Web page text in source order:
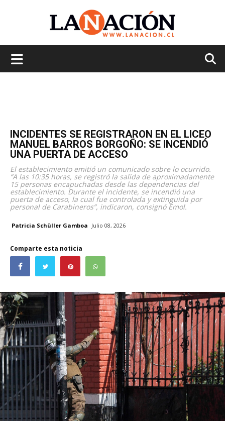
INCIDENTES SE REGISTRARON EN EL LICEO
MANUEL BARROS BORGOÑO: SE INCENDIÓ
UNA PUERTA DE ACCESO
El establecimiento emitió un comunicado sobre lo ocurrido.
“A las 10:35 horas, se registró la salida de aproximadamente
15 personas encapuchadas desde las dependencias del
establecimiento. Durante el incidente, se incendió una
puerta de acceso, la cual fue controlada y extinguida por
personal de Carabineros”, indicaron, consignó Emol.
Patricia Schüller Gamboa Julio 08, 2026
Comparte esta noticia